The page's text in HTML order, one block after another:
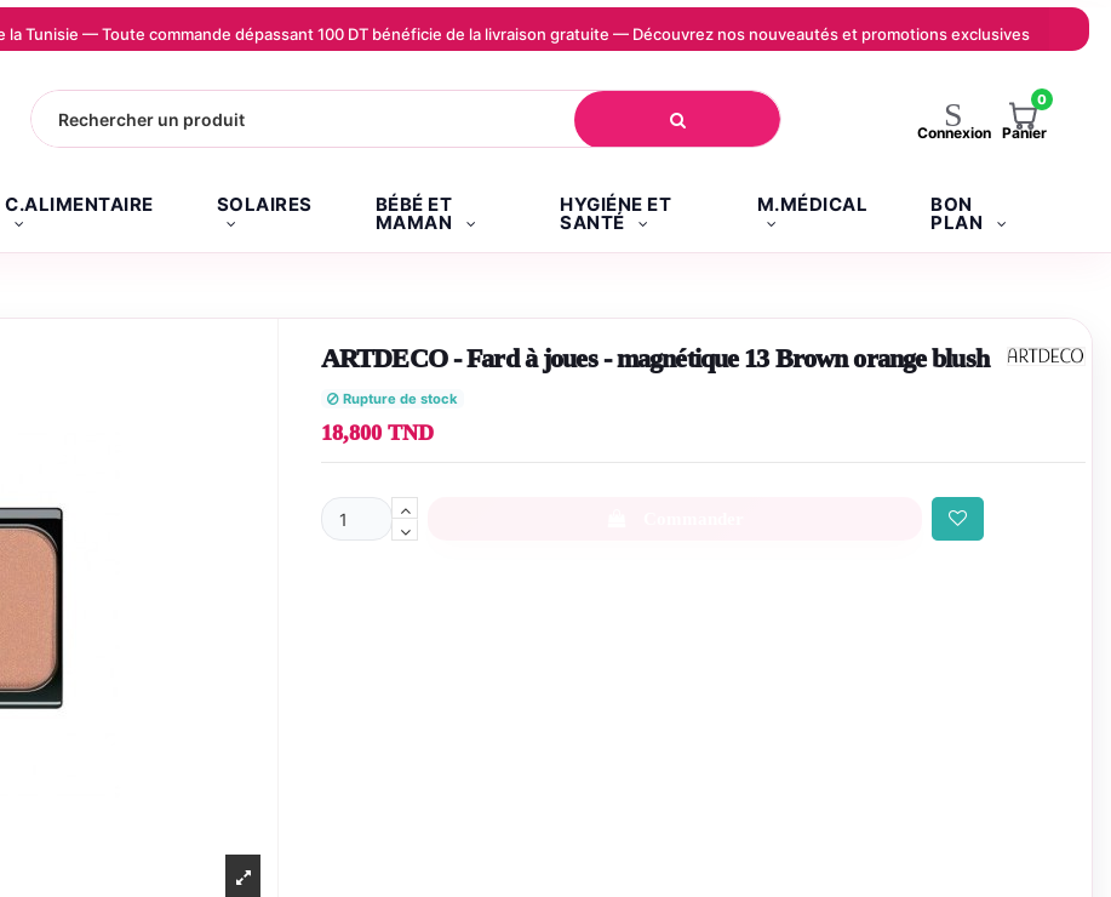
Tunisie — Toute commande dépassant 100 DT bénéficie de la livraison gratuite — Découvrez nos nouveautés et promotions exclusives
Connexion
0
Panier
C.ALIMENTAIRE SOLAIRES BÉBÉ ET
MAMAN
HYGIÉNE ET
SANTÉ
M.MÉDICAL BON
PLAN
ARTDECO - Fard à joues - magnétique 13 Brown orange blush
Rupture de stock
18,800 TND